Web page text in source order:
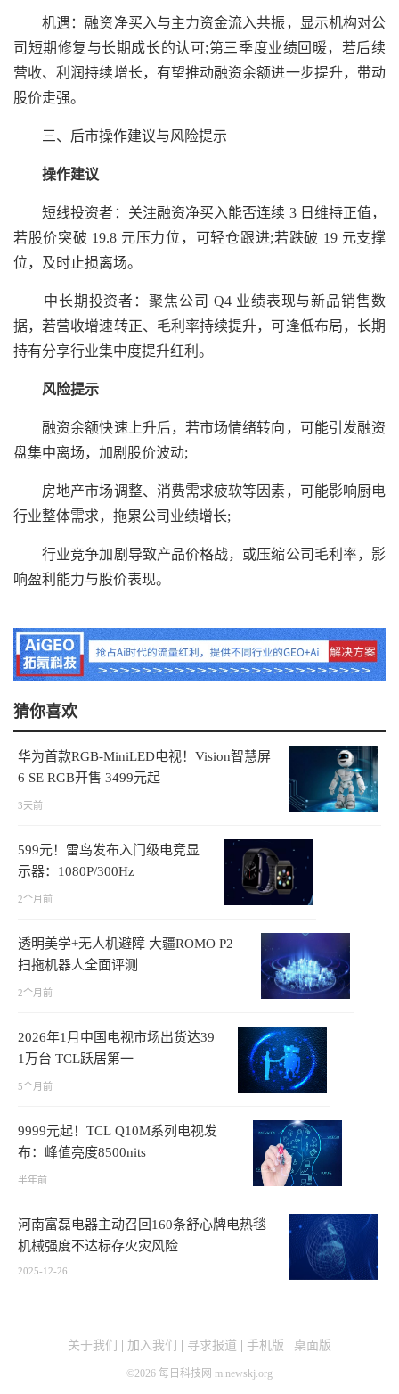
机遇：融资净买入与主力资金流入共振，显示机构对公
司短期修复与长期成长的认可;第三季度业绩回暖，若后续
营收、利润持续增长，有望推动融资余额进一步提升，带动
股价走强。
三、后市操作建议与风险提示
操作建议
短线投资者：关注融资净买入能否连续 3 日维持正值，
若股价突破 19.8 元压力位，可轻仓跟进;若跌破 19 元支撑
位，及时止损离场。
中长期投资者：聚焦公司 Q4 业绩表现与新品销售数
据，若营收增速转正、毛利率持续提升，可逢低布局，长期
持有分享行业集中度提升红利。
风险提示
融资余额快速上升后，若市场情绪转向，可能引发融资
盘集中离场，加剧股价波动;
房地产市场调整、消费需求疲软等因素，可能影响厨电
行业整体需求，拖累公司业绩增长;
行业竞争加剧导致产品价格战，或压缩公司毛利率，影
响盈利能力与股价表现。
猜你喜欢
华为首款RGB-MiniLED电视！Vision智慧屏
6 SE RGB开售 3499元起
3天前
599元！雷鸟发布入门级电竞显
示器：1080P/300Hz
2个月前
透明美学+无人机避障 大疆ROMO P2
扫拖机器人全面评测
2个月前
2026年1月中国电视市场出货达39
1万台 TCL跃居第一
5个月前
9999元起！TCL Q10M系列电视发
布：峰值亮度8500nits
半年前
河南富磊电器主动召回160条舒心牌电热毯
机械强度不达标存火灾风险
2025-12-26
关于我们 加入我们 寻求报道 手机版 桌面版
©2026 每日科技网 m.newskj.org